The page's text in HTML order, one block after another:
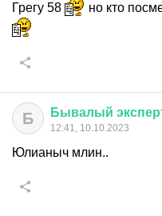
Грегу 58
но кто
Б Бывалый
12:41, 10.10.2023
Юлианыч млин..